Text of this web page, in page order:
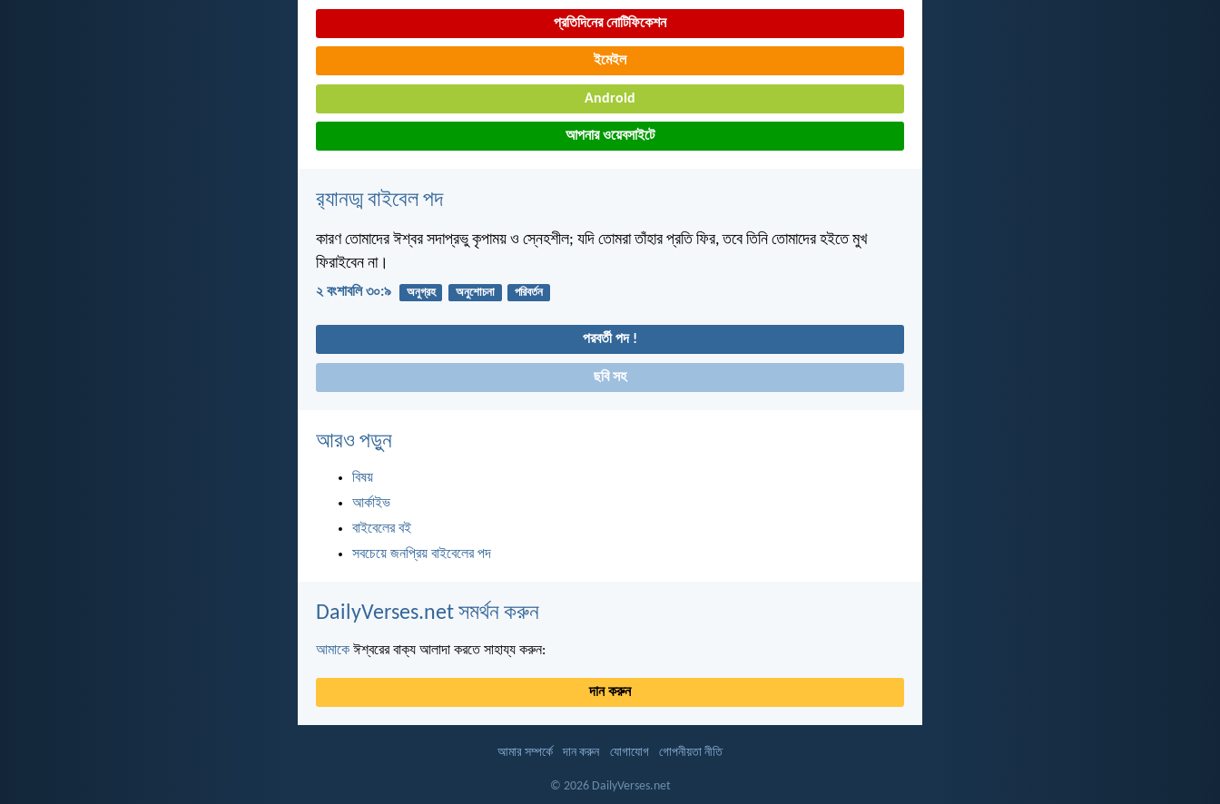
প্রতিদিনের নোটিফিকেশন
ইমেইল
Android
আপনার ওয়েবসাইটে
র‌্যানড্ম বাইবেল পদ
কারণ তোমাদের ঈশ্বর সদাপ্রভু কৃপাময় ও স্নেহশীল; যদি তোমরা তাঁহার প্রতি ফির, তবে তিনি তোমাদের হইতে মুখ
ফিরাইবেন না।
২ বংশাবলি ৩০:৯ অনুগ্রহ অনুশোচনা পরিবর্তন
পরবর্তী পদ !
ছবি সহ
আরও পড়ুন
বিষয়
আর্কাইভ
বাইবেলের বই
সবচেয়ে জনপ্রিয় বাইবেলের পদ
DailyVerses.net সমর্থন করুন
আমাকে ঈশ্বরের বাক্য আলাদা করতে সাহায্য করুন:
দান করুন
আমার সম্পর্কে দান করুন যোগাযোগ গোপনীয়তা নীতি
© 2026 DailyVerses.net